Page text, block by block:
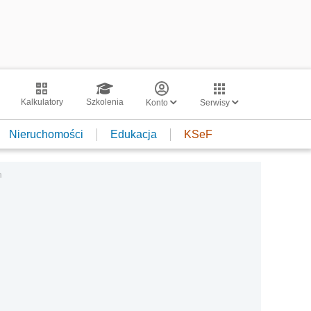
Kalkulatory Szkolenia Konto Serwisy
Nieruchomości Edukacja KSeF